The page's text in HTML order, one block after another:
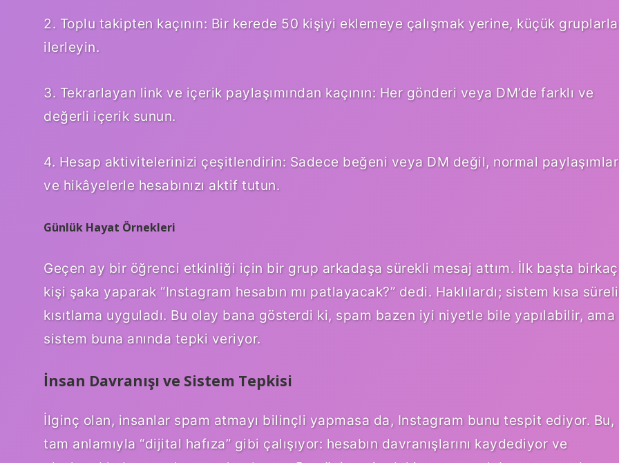
2. Toplu takipten kaçının: Bir kerede 50 kişiyi eklemeye çalışmak yerine, küçük gruplarla
ilerleyin.
3. Tekrarlayan link ve içerik paylaşımından kaçının: Her gönderi veya DM’de farklı ve
değerli içerik sunun.
4. Hesap aktivitelerinizi çeşitlendirin: Sadece beğeni veya DM değil, normal paylaşımlar
ve hikâyelerle hesabınızı aktif tutun.
Günlük Hayat Örnekleri
Geçen ay bir öğrenci etkinliği için bir grup arkadaşa sürekli mesaj attım. İlk başta birkaç
kişi şaka yaparak “Instagram hesabın mı patlayacak?” dedi. Haklılardı; sistem kısa süreli
kısıtlama uyguladı. Bu olay bana gösterdi ki, spam bazen iyi niyetle bile yapılabilir, ama
sistem buna anında tepki veriyor.
İnsan Davranışı ve Sistem Tepkisi
İlginç olan, insanlar spam atmayı bilinçli yapmasa da, Instagram bunu tespit ediyor. Bu,
tam anlamıyla “dijital hafıza” gibi çalışıyor: hesabın davranışlarını kaydediyor ve